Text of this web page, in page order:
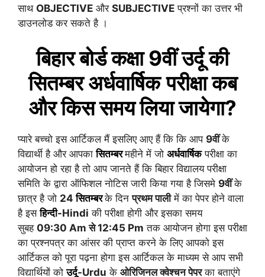
साथ OBJECTIVE और SUBJECTIVE प्रश्नों का उत्तर भी
डाउनलोड कर सकते है ।
बिहार बोर्ड कक्षा 9वींउर्दूकी
सितम्बर अर्धवार्षिक परीक्षा कब
और किस समय लिया जायेगा?
प्यारे बच्चो इस आर्टिकल मैं इसलिए आए हैं कि कि आप 9वींके
विद्यार्थी है और आपकासितम्बर महीने में जो अर्धवार्षिकपरीक्षा का
आयोजन हो रहा है तो आप जानते हैं कि बिहार विद्यालय परीक्षा
समिति के द्वारा ऑफिशल नोटिस जारी किया गया है जिसमे 9वींके
छात्र है जो 24 सितम्बर के दिनप्रथम पालीमें का पेपर होने वाला
है इसहिन्दी-Hindi की परीक्षा होगी और इसका समय
सुबह 09:30 Am से 12:45 Pm तक आयोजन होगा इस परीक्षा
का प्रश्नपत्र का आंसर की प्राप्त करने के लिए आपको इस
आर्टिकल को पूरा पढ़ना होगा इस आर्टिकल के माध्यम से आप सभी
विद्यार्थियों कोउर्दू-Urdu के ओरिजिनल क्वेश्चन पेपरका बताएंगे